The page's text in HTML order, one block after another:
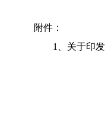
附件：
1、 关于印发